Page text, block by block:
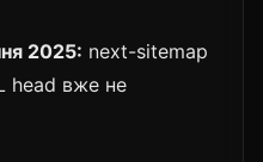
2025: next-sitemap
head вже не